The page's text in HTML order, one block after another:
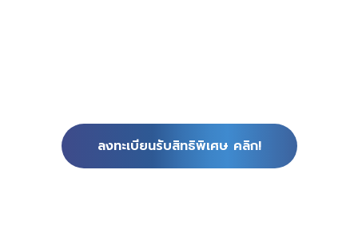
ลงทะเบียนรับสิทธิพิเศษ คลิก!